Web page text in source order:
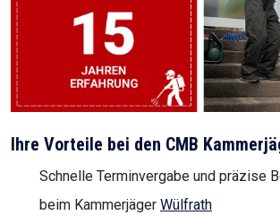
Ihre Vorteile bei den CMB
Schnelle Terminvergabe und präzise
beim Kammerjäger Wülfrath